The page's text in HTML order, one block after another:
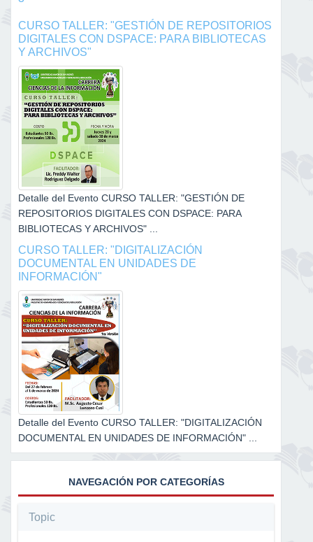
CURSO TALLER: "GESTIÓN DE REPOSITORIOS
DIGITALES CON DSPACE: PARA BIBLIOTECAS
Y ARCHIVOS"
Detalle del Evento CURSO TALLER: "GESTIÓN DE
REPOSITORIOS DIGITALES CON DSPACE: PARA
BIBLIOTECAS Y ARCHIVOS" ...
CURSO TALLER: "DIGITALIZACIÓN
DOCUMENTAL EN UNIDADES DE
INFORMACIÓN"
Detalle del Evento CURSO TALLER: "DIGITALIZACIÓN
DOCUMENTAL EN UNIDADES DE INFORMACIÓN" ...
NAVEGACIÓN POR CATEGORÍAS
Topic